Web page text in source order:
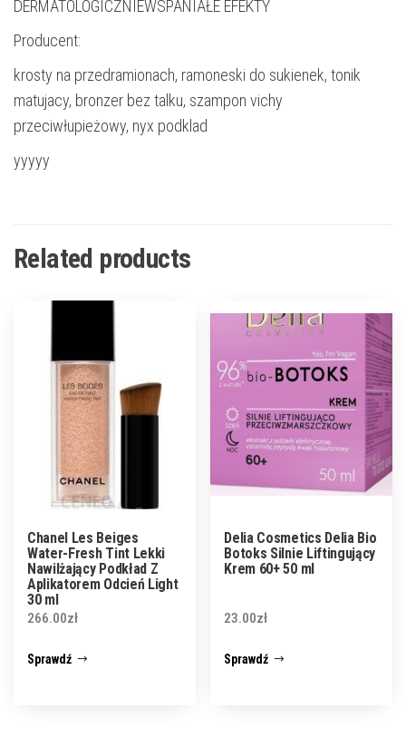
DERMATOLOGICZNIEWSPANIAŁE EFEKTY
Producent:
krosty na przedramionach, ramoneski do sukienek, tonik
matujacy, bronzer bez talku, szampon vichy
przeciwłupieżowy, nyx podklad
yyyyy
Related products
Chanel Les Beiges
Water-Fresh Tint Lekki
Nawilżający Podkład Z
Aplikatorem Odcień Light
30 ml
266.00zł
Sprawdź
Delia Cosmetics Delia Bio
Botoks Silnie Liftingujący
Krem 60+ 50 ml
23.00zł
Sprawdź